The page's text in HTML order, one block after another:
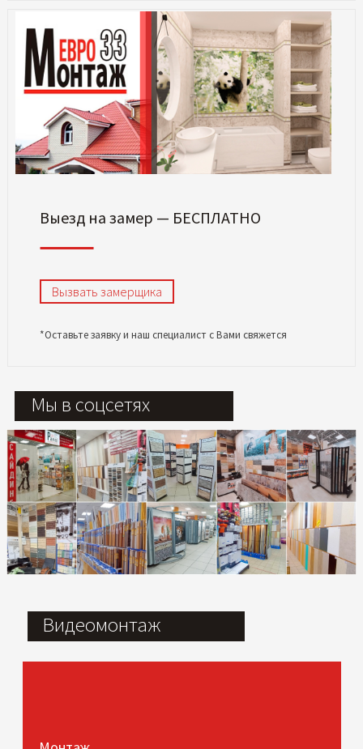
Выезд на замер — БЕСПЛАТНО
Вызвать замерщика
*Оставьте заявку и наш специалист с Вами свяжется
Мы в соцсетях
Видеомонтаж